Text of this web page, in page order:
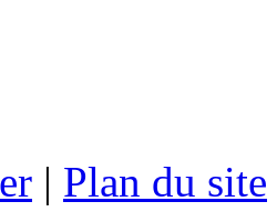
| Plan du site